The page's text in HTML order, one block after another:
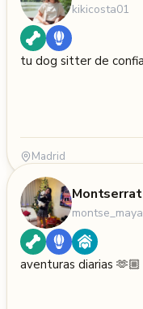
kikicosta01
tu dog sitter de
Madrid
Montserrat
montse_maya
aventuras diarias 🫶🏼